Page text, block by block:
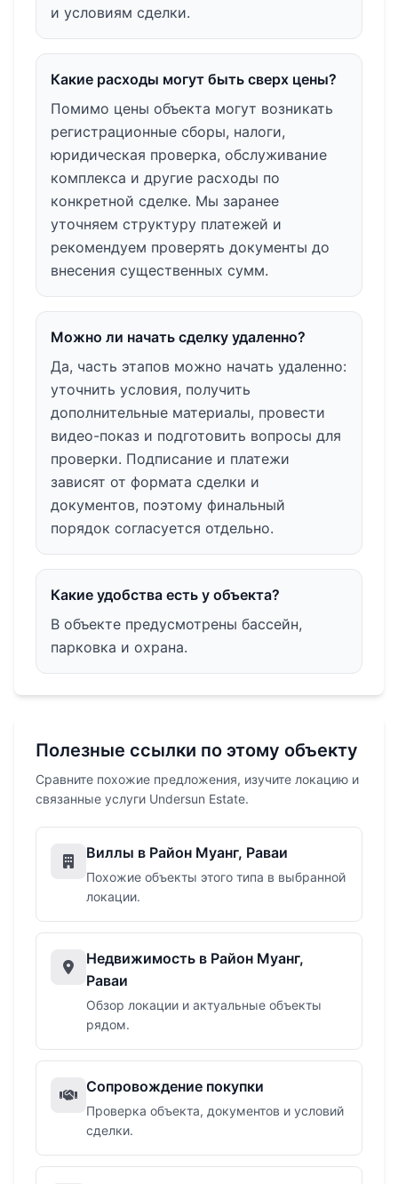
и условиям сделки.
Какие расходы могут быть сверх цены?
Помимо цены объекта могут возникать
регистрационные сборы, налоги,
юридическая проверка, обслуживание
комплекса и другие расходы по
конкретной сделке. Мы заранее
уточняем структуру платежей и
рекомендуем проверять документы до
внесения существенных сумм.
Можно ли начать сделку удаленно?
Да, часть этапов можно начать удаленно:
уточнить условия, получить
дополнительные материалы, провести
видео-показ и подготовить вопросы для
проверки. Подписание и платежи
зависят от формата сделки и
документов, поэтому финальный
порядок согласуется отдельно.
Какие удобства есть у объекта?
В объекте предусмотрены бассейн,
парковка и охрана.
Полезные ссылки по этому объекту
Сравните похожие предложения, изучите локацию и
связанные услуги Undersun Estate.
Виллы в Район Муанг, Раваи
Похожие объекты этого типа в выбранной
локации.
Недвижимость в Район Муанг,
Раваи
Обзор локации и актуальные объекты
рядом.
Сопровождение покупки
Проверка объекта, документов и условий
сделки.